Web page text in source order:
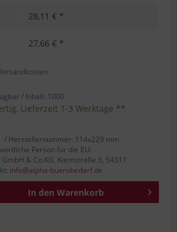
28,11 € *
27,66 € *
/ Inhalt: 1000
Lieferzeit 1-3 Werktage **
/ Herstellernummer: 114x229 mm
Person für die EU:
& Co.KG, Kiemstraße 3, 54311
info@alpha-buerobedarf.de
In den Warenkorb